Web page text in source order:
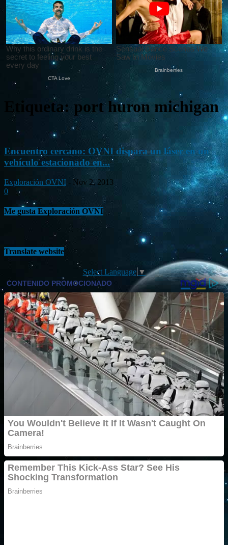
Etiqueta: port huron michigan
Encuentro cercano: OVNI dispara un láser en un
vehículo estacionado en...
Exploración OVNI - Nov 2, 2013
0
Me gusta Exploración OVNI
Translate website
Select Language ▼